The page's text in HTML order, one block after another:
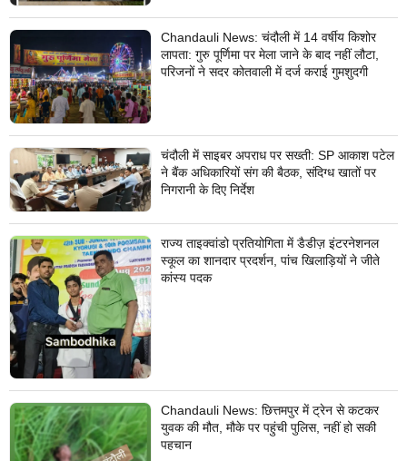
Chandauli News: चंदौली में 14 वर्षीय किशोर
लापता: गुरु पूर्णिमा पर मेला जाने के बाद नहीं लौटा,
परिजनों ने सदर कोतवाली में दर्ज कराई गुमशुदगी
चंदौली में साइबर अपराध पर सख्ती: SP आकाश पटेल
ने बैंक अधिकारियों संग की बैठक, संदिग्ध खातों पर
निगरानी के दिए निर्देश
राज्य ताइक्वांडो प्रतियोगिता में डैडीज़ इंटरनेशनल
स्कूल का शानदार प्रदर्शन, पांच खिलाड़ियों ने जीते
कांस्य पदक
Chandauli News: छित्तमपुर में ट्रेन से कटकर
युवक की मौत, मौके पर पहुंची पुलिस, नहीं हो सकी
पहचान